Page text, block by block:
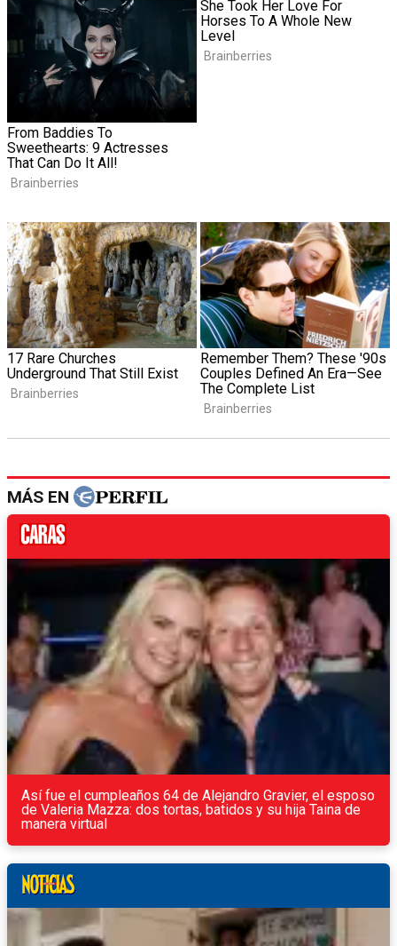
MÁS EN
Así fue el cumpleaños 64 de Alejandro Gravier, el esposo
de Valeria Mazza: dos tortas, batidos y su hija Taina de
manera virtual